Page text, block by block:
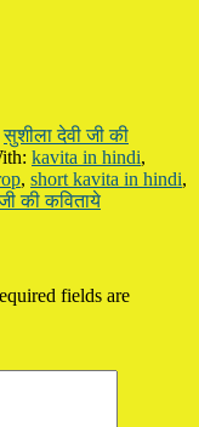
सुशीला देवी जी की
kavita in hindi,
, short kavita in hindi,
की कविताये
fields are